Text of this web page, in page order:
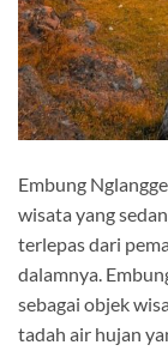
Embung
wisata yang
terlepas dari
dalamnya.
sebagai objek
tadah air hujan